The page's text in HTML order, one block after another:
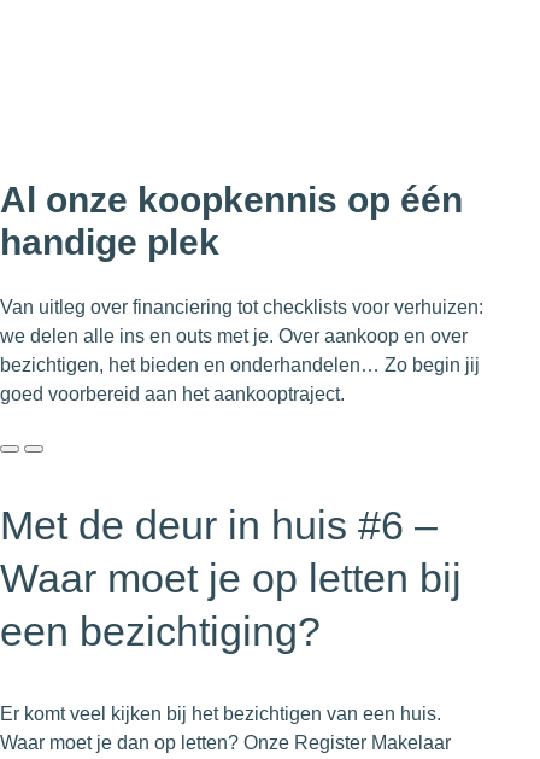
Al onze koopkennis op één
handige plek
Van uitleg over financiering tot checklists voor verhuizen:
we delen alle ins en outs met je. Over aankoop en over
bezichtigen, het bieden en onderhandelen… Zo begin jij
goed voorbereid aan het aankooptraject.
Met de deur in huis #6 –
Waar moet je op letten bij
een bezichtiging?
Er komt veel kijken bij het bezichtigen van een huis.
Waar moet je dan op letten? Onze Register Makelaar